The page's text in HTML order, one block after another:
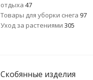
отдыха 47
Товары для уборки снега 97
Уход за растениями 305
Скобянные изделия